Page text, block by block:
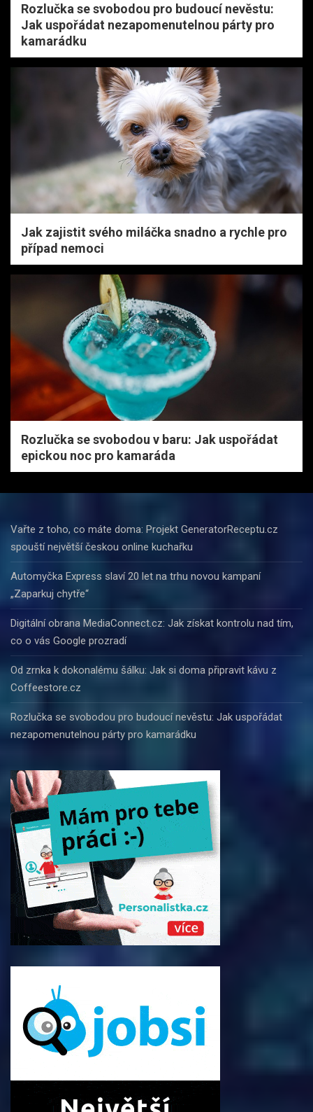
Rozlučka se svobodou pro budoucí nevěstu:
Jak uspořádat nezapomenutelnou párty pro
kamarádku
Jak zajistit svého miláčka snadno a rychle pro
případ nemoci
Rozlučka se svobodou v baru: Jak uspořádat
epickou noc pro kamaráda
Vařte z toho, co máte doma: Projekt GeneratorReceptu.cz
spouští největší českou online kuchařku
Automyčka Express slaví 20 let na trhu novou kampaní
„Zaparkuj chytře“
Digitální obrana MediaConnect.cz: Jak získat kontrolu nad tím,
co o vás Google prozradí
Od zrnka k dokonalému šálku: Jak si doma připravit kávu z
Coffeestore.cz
Rozlučka se svobodou pro budoucí nevěstu: Jak uspořádat
nezapomenutelnou párty pro kamarádku